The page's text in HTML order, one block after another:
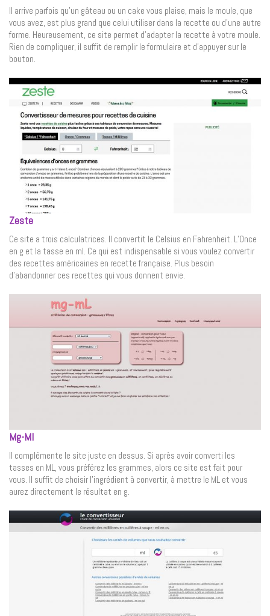
Il arrive parfois qu’un gâteau ou un cake vous plaise, mais le moule, que
vous avez, est plus grand que celui utiliser dans la recette ou d’une autre
forme. Heureusement, ce site permet d’adapter la recette à votre moule.
Rien de compliquer, il suffit de remplir le formulaire et d’appuyer sur le
bouton.
Zeste
Ce site a trois calculatrices. Il convertit le Celsius en Fahrenheit. L’Once
en g et la tasse en ml. Ce qui est indispensable si vous voulez convertir
des recettes américaines en recette française. Plus besoin
d’abandonner ces recettes qui vous donnent envie.
Mg-Ml
Il complémente le site juste en dessus. Si après avoir converti les
tasses en ML, vous préférez les grammes, alors ce site est fait pour
vous. Il suffit de choisir l’ingrédient à convertir, à mettre le ML et vous
aurez directement le résultat en g.